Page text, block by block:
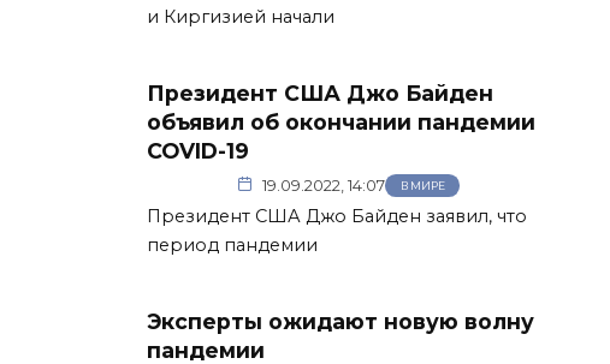
и Киргизией начали
Президент США Джо Байден
объявил об окончании пандемии
COVID-19
19.09.2022, 14:07 В МИРЕ
Президент США Джо Байден заявил, что
период пандемии
Эксперты ожидают новую волну
пандемии